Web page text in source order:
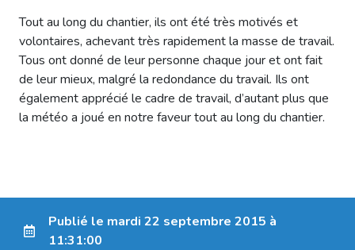
Tout au long du chantier, ils ont été très motivés et
volontaires, achevant très rapidement la masse de travail.
Tous ont donné de leur personne chaque jour et ont fait
de leur mieux, malgré la redondance du travail. Ils ont
également apprécié le cadre de travail, d’autant plus que
la météo a joué en notre faveur tout au long du chantier.
Publié le mardi 22 septembre 2015 à
11:31:00